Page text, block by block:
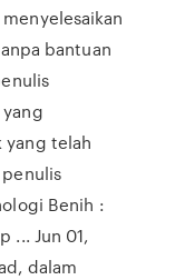
bantuan
yang telah
Benih :
... Jun 01,
dalam